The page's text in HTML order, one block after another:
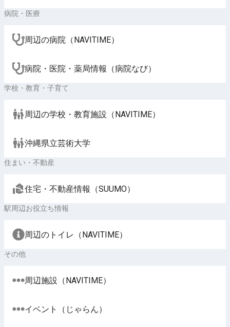
病院・医療
周辺の病院（NAVITIME）
病院・医院・薬局情報（病院なび）
学校・教育・子育て
周辺の学校・教育施設（NAVITIME）
沖縄県立芸術大学
住まい・不動産
住宅・不動産情報（SUUMO）
駅周辺お役立ち情報
周辺のトイレ（NAVITIME）
その他
周辺施設（NAVITIME）
イベント（じゃらん）